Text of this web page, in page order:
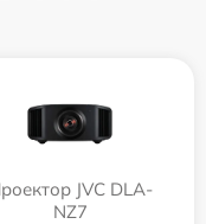
JVC DLA-
NZ7